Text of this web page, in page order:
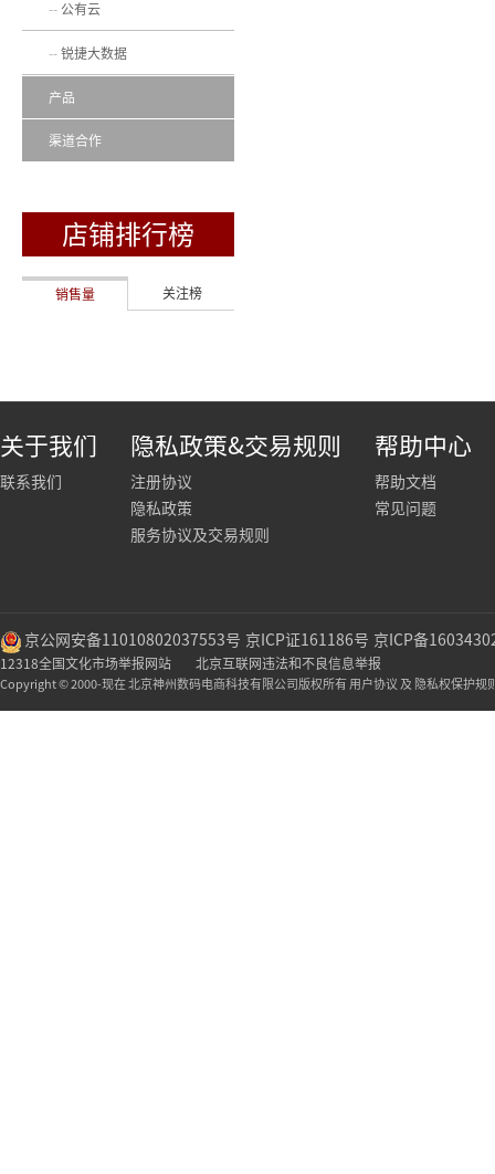
公有云
锐捷大数据
产品
渠道合作
店铺排行榜
销售量 关注榜
关于我们
联系我们
隐私政策&交易规则
注册协议
隐私政策
服务协议及交易规则
帮助中心
帮助文档
常见问题
京公网安备11010802037553号 京ICP证161186号 京ICP备
12318全国文化市场举报网站 北京互联网违法和不良信息举报
Copyright © 2000-现在 北京神州数码电商科技有限公司版权所有 用户协议 及 隐私权保护规